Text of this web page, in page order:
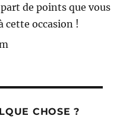
de points que vous
cette occasion !
CHOSE ?